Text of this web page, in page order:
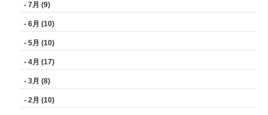
- 7月 (9)
- 6月 (10)
- 5月 (10)
- 4月 (17)
- 3月 (8)
- 2月 (10)